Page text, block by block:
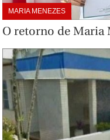
MARIA MENEZES
O retorno de Maria